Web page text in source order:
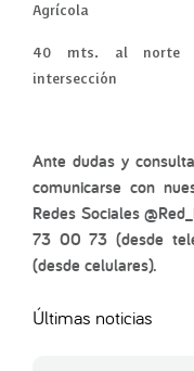
Agrícola
40 mts. al norte
intersección
Ante dudas y
comunicarse con
Redes Sociales
73 00 73 (desde
(desde celulares).
Últimas noticias